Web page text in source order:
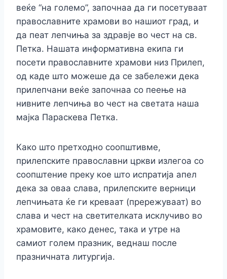
веќе “на големо”, започнаа да ги посетуваат
православните храмови во нашиот град, и
да пеат лепчиња за здравје во чест на св.
Петка. Нашата информативна екипа ги
посети православните храмови низ Прилеп,
од каде што можеше да се забележи дека
прилепчани веќе започнаа со пеење на
нивните лепчиња во чест на светата наша
мајка Параскева Петка.
Како што претходно соопштивме,
прилепските православни цркви излегоа со
соопштение преку кое што испратија апел
дека за оваа слава, прилепските верници
лепчињата ќе ги креваат (прережуваат) во
слава и чест на светителката исклучиво во
храмовите, како денес, така и утре на
самиот голем празник, веднаш после
празничната литургија.